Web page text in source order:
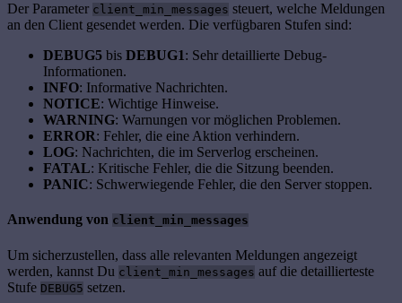
Der Parameter client_min_messages steuert, welche Meldungen
an den Client gesendet werden. Die verfügbaren Stufen sind:
DEBUG5 bis DEBUG1: Sehr detaillierte Debug-
Informationen.
INFO: Informative Nachrichten.
NOTICE: Wichtige Hinweise.
WARNING: Warnungen vor möglichen Problemen.
ERROR: Fehler, die eine Aktion verhindern.
LOG: Nachrichten, die im Serverlog erscheinen.
FATAL: Kritische Fehler, die die Sitzung beenden.
PANIC: Schwerwiegende Fehler, die den Server stoppen.
Anwendung von client_min_messages
Um sicherzustellen, dass alle relevanten Meldungen angezeigt
werden, kannst Du client_min_messages auf die detaillierteste
Stufe DEBUG5 setzen.